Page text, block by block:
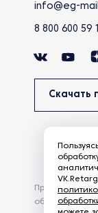
info@eg-
8 800 600 59
Скачать
Продолжая
обработку